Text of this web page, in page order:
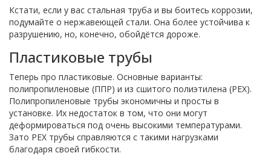
Кстати, если у вас стальная труба и вы боитесь коррозии,
подумайте о нержавеющей стали. Она более устойчива к
разрушению, но, конечно, обойдётся дороже.
Пластиковые трубы
Теперь про пластиковые. Основные варианты:
полипропиленовые (ППР) и из сшитого полиэтилена (PEX).
Полипропиленовые трубы экономичны и просты в
установке. Их недостаток в том, что они могут
деформироваться под очень высокими температурами.
Зато PEX трубы справляются с такими нагрузками
благодаря своей гибкости.